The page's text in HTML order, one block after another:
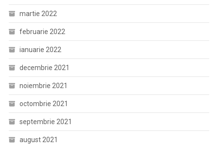
martie 2022
februarie 2022
ianuarie 2022
decembrie 2021
noiembrie 2021
octombrie 2021
septembrie 2021
august 2021